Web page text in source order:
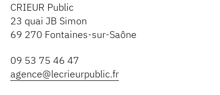
CRIEUR Public
23 quai JB Simon
69 270 Fontaines-sur-Saône
09 53 75 46 47
agence@lecrieurpublic.fr